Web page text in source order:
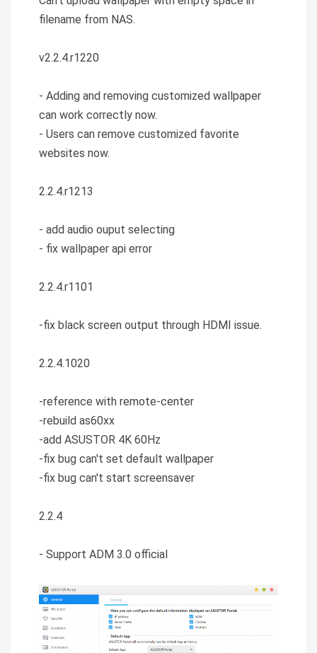
filename from NAS.
v2.2.4.r1220
- Adding and removing customized wallpaper
can work correctly now.
- Users can remove customized favorite
websites now.
2.2.4.r1213
- add audio ouput selecting
- fix wallpaper api error
2.2.4.r1101
-fix black screen output through HDMI issue.
2.2.4.1020
-reference with remote-center
-rebuild as60xx
-add ASUSTOR 4K 60Hz
-fix bug can't set default wallpaper
-fix bug can't start screensaver
2.2.4
- Support ADM 3.0 official